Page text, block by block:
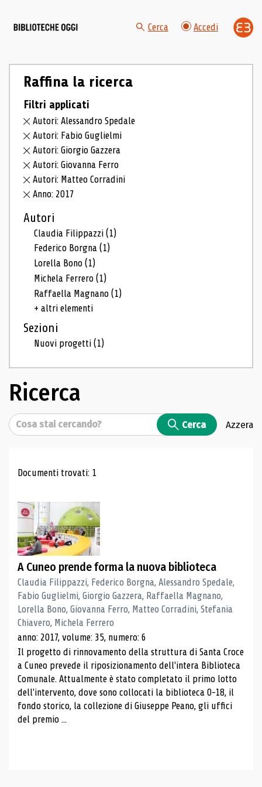
Cerca Accedi
Raffina la ricerca
Filtri applicati
Autori: Alessandro Spedale
Autori: Fabio Guglielmi
Autori: Giorgio Gazzera
Autori: Giovanna Ferro
Autori: Matteo Corradini
Anno: 2017
Autori
Claudia Filippazzi(1)
Federico Borgna(1)
Lorella Bono(1)
Michela Ferrero(1)
Raffaella Magnano(1)
+ altri elementi
Sezioni
Nuovi progetti(1)
Ricerca
Cerca Cerca Azzera
Risultati di ricerca
Documenti trovati: 1
A Cuneo prende forma la nuova biblioteca
Claudia Filippazzi, Federico Borgna, Alessandro Spedale,
Fabio Guglielmi, Giorgio Gazzera, Raffaella Magnano,
Lorella Bono, Giovanna Ferro, Matteo Corradini, Stefania
Chiavero, Michela Ferrero
anno: 2017, volume: 35, numero: 6
Il progetto di rinnovamento della struttura di Santa Croce
a Cuneo prevede il riposizionamento dell'intera Biblioteca
Comunale. Attualmente è stato completato il primo lotto
dell'intervento, dove sono collocati la biblioteca 0-18, il
fondo storico, la collezione di Giuseppe Peano, gli uffici
del premio ...